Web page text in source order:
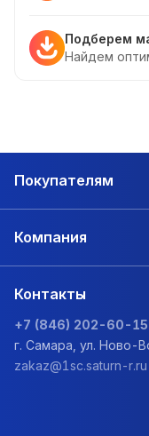
Подберем
Найдем
Покупателям
Компания
Контакты
+7 (846) 202-60-15
г. Самара, ул. Ново-
zakaz@1sc.saturn-r.ru